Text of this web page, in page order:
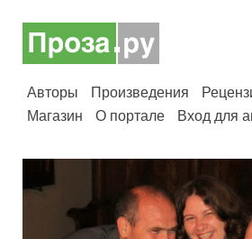
Авторы Произведения
Магазин
О портале Вход для